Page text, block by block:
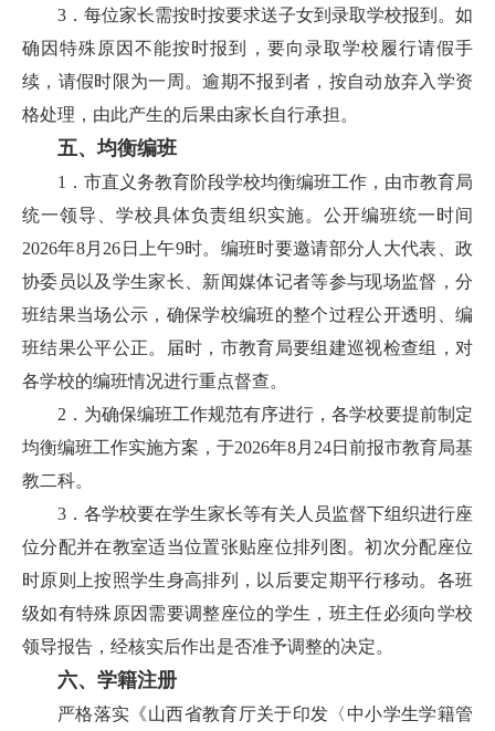
3．每位家长需按时按要求送子女到录取学校报到。如
确因特殊原因不能按时报到，要向录取学校履行请假手
续，请假时限为一周。逾期不报到者，按自动放弃入学资
格处理，由此产生的后果由家长自行承担。
五、均衡编班
1．市直义务教育阶段学校均衡编班工作，由市教育局
统一领导、学校具体负责组织实施。公开编班统一时间
2026年8月26日上午9时。编班时要邀请部分人大代表、政
协委员以及学生家长、新闻媒体记者等参与现场监督，分
班结果当场公示，确保学校编班的整个过程公开透明、编
班结果公平公正。届时，市教育局要组建巡视检查组，对
各学校的编班情况进行重点督查。
2．为确保编班工作规范有序进行，各学校要提前制定
均衡编班工作实施方案，于2026年8月24日前报市教育局基
教二科。
3．各学校要在学生家长等有关人员监督下组织进行座
位分配并在教室适当位置张贴座位排列图。初次分配座位
时原则上按照学生身高排列，以后要定期平行移动。各班
级如有特殊原因需要调整座位的学生，班主任必须向学校
领导报告，经核实后作出是否准予调整的决定。
六、学籍注册
严格落实《山西省教育厅关于印发〈中小学生学籍管